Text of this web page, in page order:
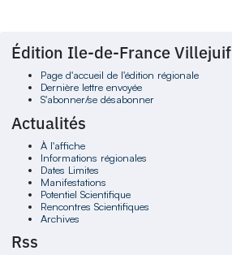
Édition Ile-de-France Villejuif
Page d'accueil de l'édition régionale
Dernière lettre envoyée
S'abonner/se désabonner
Actualités
À l'affiche
Informations régionales
Dates Limites
Manifestations
Potentiel Scientifique
Rencontres Scientifiques
Archives
Rss